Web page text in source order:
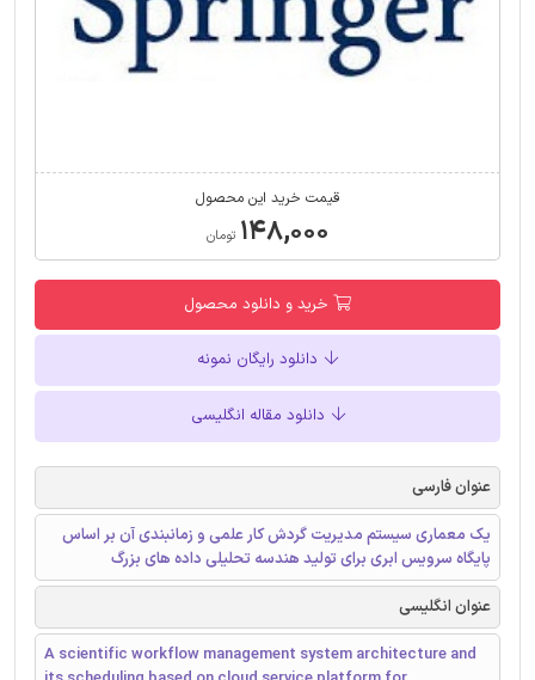
قیمت خرید این محصول
۱۴۸,۰۰۰ تومان
خرید و دانلود محصول
دانلود رایگان نمونه
دانلود مقاله انگلیسی
عنوان فارسی
یک معماری سیستم مدیریت گردش کار علمی و زمانبندی آن بر اساس
پایگاه سرویس ابری برای تولید هندسه تحلیلی داده های بزرگ
عنوان انگلیسی
A scientific workflow management system architecture and